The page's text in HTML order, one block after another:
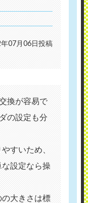
07月06日投稿
換が容易で
の設定も分
すいため、
設定なら操
大きさは標